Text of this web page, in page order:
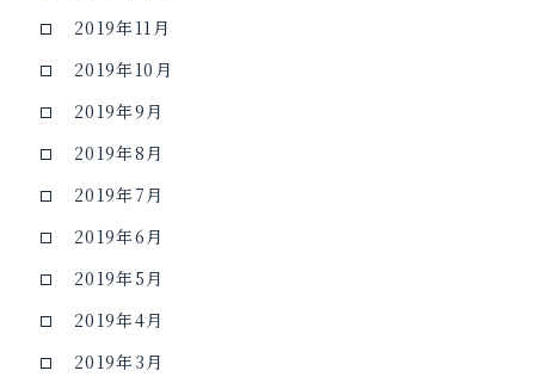
2019年11月
2019年10月
2019年9月
2019年8月
2019年7月
2019年6月
2019年5月
2019年4月
2019年3月